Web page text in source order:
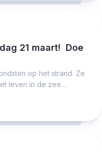
21 maart! Doe
op het strand. Ze
leven in de zee....